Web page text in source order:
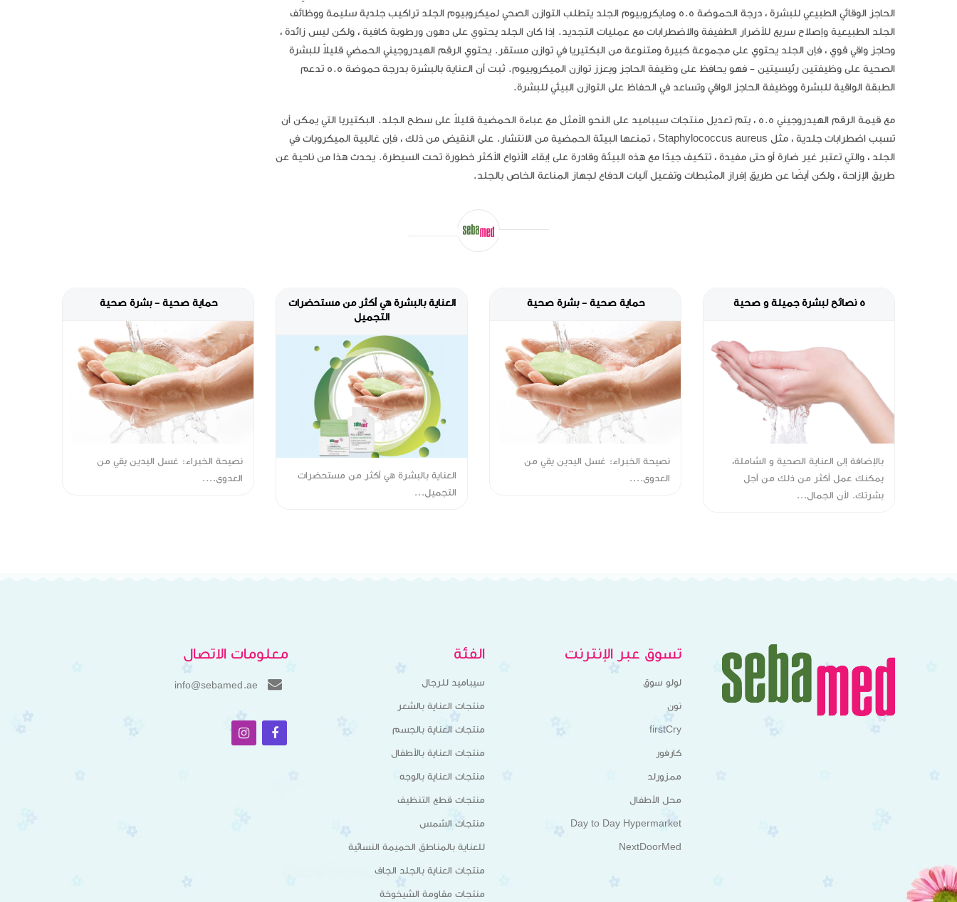
الحاجز الوقائي الطبيعي للبشرة ، درجة الحموضة 5.5 ومايكروبيوم الجلد يتطلب التوازن الصحي لميكروبيوم الجلد تراكيب جلدية سليمة ووظائف
الجلد الطبيعية وإصلاح سريع للأضرار الطفيفة والاضطرابات مع عمليات التجديد. إذا كان الجلد يحتوي على دهون ورطوبة كافية ، ولكن ليس زائدة ،
وحاجز واقي قوي ، فإن الجلد يحتوي على مجموعة كبيرة ومتنوعة من البكتيريا في توازن مستقر. يحتوي الرقم الهيدروجيني الحمضي قليلاً للبشرة
الصحية على وظيفتين رئيسيتين - فهو يحافظ على وظيفة الحاجز ويعزز توازن الميكروبيوم. ثبت أن العناية بالبشرة بدرجة حموضة 5.5 تدعم
الطبقة الواقية للبشرة ووظيفة الحاجز الواقي وتساعد في الحفاظ على التوازن البيئي للبشرة.
مع قيمة الرقم الهيدروجيني 5.5 ، يتم تعديل منتجات سيباميد على النحو الأمثل مع عباءة الحمضية قليلاً على سطح الجلد. البكتيريا التي يمكن أن
تسبب اضطرابات جلدية ، مثل Staphylococcus aureus ، تمنعها البيئة الحمضية من الانتشار. على النقيض من ذلك ، فإن غالبية الميكروبات في
الجلد ، والتي تعتبر غير ضارة أو حتى مفيدة ، تتكيف جيدًا مع هذه البيئة وقادرة على إبقاء الأنواع الأكثر خطورة تحت السيطرة. يحدث هذا من ناحية عن
طريق الإزاحة ، ولكن أيضًا عن طريق إفراز المثبطات وتفعيل آليات الدفاع لجهاز المناعة الخاص بالجلد.
حماية صحية - بشرة صحية
نصيحة الخبراء: غسل اليدين يقي من
العدوى....
العناية بالبشرة هي أكثر من مستحضرات
التجميل
العناية بالبشرة هي أكثر من مستحضرات
التجميل...
حماية صحية - بشرة صحية
نصيحة الخبراء: غسل اليدين يقي من
العدوى....
5 نصائح لبشرة جميلة و صحية
بالإضافة إلى العناية الصحية و الشاملة،
يمكنك عمل أكثر من ذلك من أجل
بشرتك. لأن الجمال...
تسوق عبر الإنترنت
لولو سوق
نون
firstCry
كارفور
ممزورلد
محل الأطفال
Day to Day Hypermarket
NextDoorMed
الفئة
سيباميد للرجال
منتجات العناية بالشعر
منتجات العناية بالجسم
منتجات العناية بالأطفال
منتجات العناية بالوجه
منتجات قطع التنظيف
منتجات الشمس
للعناية بالمناطق الحميمة النسائية
منتجات العناية بالجلد الجاف
منتجات مقاومة الشيخوخة
معلومات الاتصال
info@sebamed.ae